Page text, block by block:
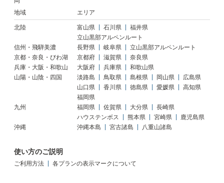
地域 エリア
北陸 富山県 石川県
福井県
立山黒部アルペンルート
信州・飛騨美濃
長野県 岐阜県
立山黒部アルペンルート
京都・奈良・びわ湖
京都府 滋賀県
奈良県
兵庫・大阪・和歌山
大阪府 兵庫県
和歌山県
山陽・山陰・四国
淡路島 鳥取県 島根県 岡山県
広島県
山口県
香川県 徳島県 愛媛県
高知県
福岡県
九州
福岡県 佐賀県 大分県
長崎県
ハウステンボス
熊本県 宮崎県
鹿児島県
沖縄
沖縄本島 宮古諸島 八重山諸島
使い方のご説明
ご利用方法 各プランの表示マークについて